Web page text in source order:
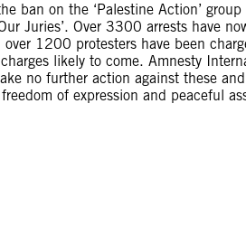
ban on the ‘Palestine Action’
Juries’. Over 3300 arrests have
1200 protesters have been
likely to come. Amnesty
no further action against these
of expression and peaceful